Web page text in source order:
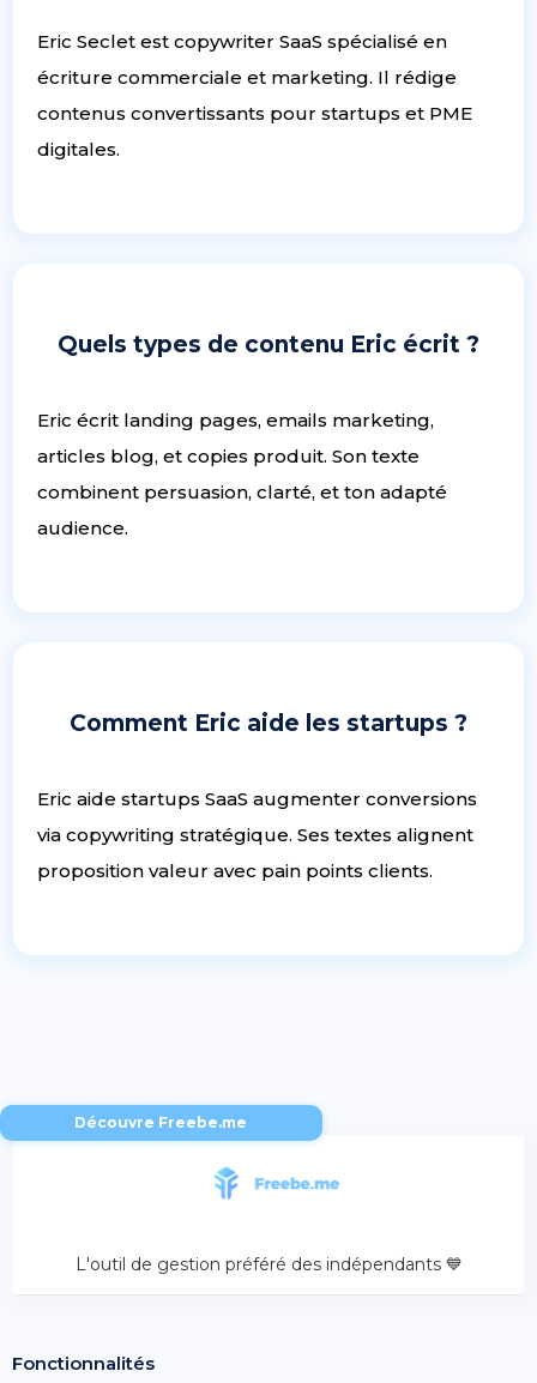
Eric Seclet est copywriter SaaS spécialisé en
écriture commerciale et marketing. Il rédige
contenus convertissants pour startups et PME
digitales.
Quels types de contenu Eric écrit ?
Eric écrit landing pages, emails marketing,
articles blog, et copies produit. Son texte
combinent persuasion, clarté, et ton adapté
audience.
Comment Eric aide les startups ?
Eric aide startups SaaS augmenter conversions
via copywriting stratégique. Ses textes alignent
proposition valeur avec pain points clients.
Découvre Freebe.me
L'outil de gestion préféré des indépendants 💙
Fonctionnalités